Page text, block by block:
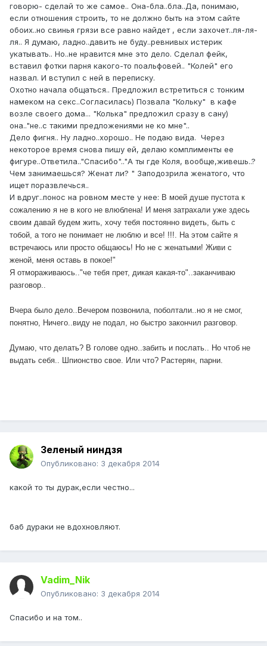
говорю- сделай то же самое.. Она-бла..бла..Да, понимаю,
если отношения строить, то не должно быть на этом сайте
обоих..но свинья грязи все равно найдет , если захочет..ля-ля-
ля.. Я думаю, ладно..давить не буду..ревнивых истерик
укатывать.. Но..не нравится мне это дело. Сделал фейк,
вставил фотки парня какого-то поальфовей.. "Колей" его
назвал. И вступил с ней в переписку.
Охотно начала общаться.. Предложил встретиться с тонким
намеком на секс..Согласилась) Позвала "Кольку" в кафе
возле своего дома... "Колька" предложил сразу в сану)
она.."не..с такими предложениями не ко мне"..
Дело фигня.. Ну ладно..хорошо.. Не подаю вида. Через
некоторое время снова пишу ей, делаю комплименты ее
фигуре..Ответила.."Спасибо".."А ты где Коля, вообще,живешь..?
Чем занимаешься? Женат ли? " Заподозрила женатого, что
ищет поразвлечься..
И вдруг..понос на ровном месте у нее: В моей душе пустота к
сожалению я не в кого не влюблена! И меня затрахали уже здесь
своим давай будем жить, хочу тебя постоянно видеть, быть с
тобой, а того не понимает не люблю и все! !!!. На этом сайте я
встречаюсь или просто общаюсь! Но не с женатыми! Живи с
женой, меня оставь в покое!"
Я отмораживаюсь.."че тебя прет, дикая какая-то"..заканчиваю
разговор..
Вчера было дело..Вечером позвонила, поболтали..но я не смог,
понятно, Ничего..виду не подал, но быстро закончил разговор.
Думаю, что делать? В голове одно..забить и послать.. Но чтоб не
выдать себя.. Шпионство свое. Или что? Растерян, парни.
Зеленый ниндзя
Опубликовано: 3 декабря 2014
какой то ты дурак,если честно...
баб дураки не вдохновляют.
Vadim_Nik
Опубликовано: 3 декабря 2014
Спасибо и на том..